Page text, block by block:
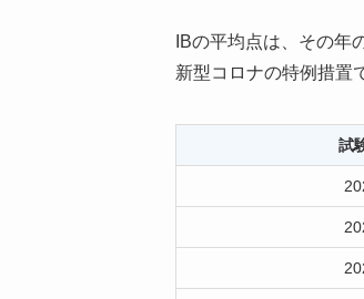
IBの平均点は、その年
新型コロナの特例措置
試